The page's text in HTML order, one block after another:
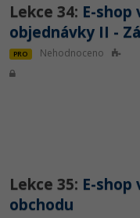
Lekce 34: E-shop
objednávky II -
PRO Nehodnoceno
Lekce 35: E-shop
obchodu